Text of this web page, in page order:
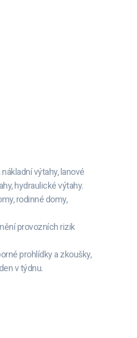
výtahy, lanové
hydraulické výtahy.
rodinné domy,
provozních rizik
prohlídky a zkoušky,
v týdnu.